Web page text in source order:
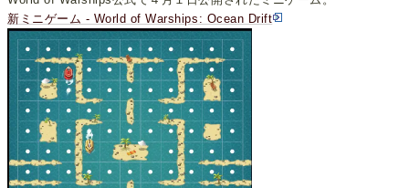
新ミニゲーム - World of Warships: Ocean Drift